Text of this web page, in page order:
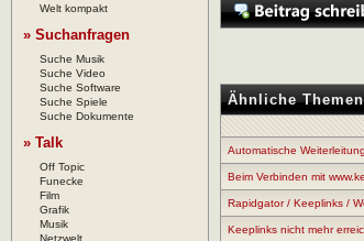
Welt kompakt
» Suchanfragen
Suche Musik
Suche Video
Suche Software
Suche Spiele
Suche Dokumente
» Talk
Off Topic
Funecke
Film
Grafik
Musik
Ähnliche Themen
Automatische
Beim Verbinden mit
Rapidgator / Keeplinks /
Keeplinks nicht mehr